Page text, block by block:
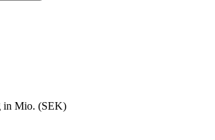
in Mio. (SEK)